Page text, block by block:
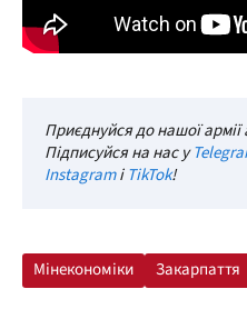
Приєднуйся до нашої армії
Підписуйся на нас у
InstagramіTikTok!
Мінекономіки Закарпаття